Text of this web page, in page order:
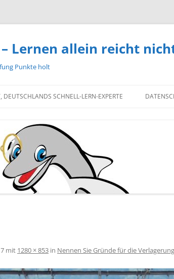
Lernen allein reicht
Punkte holt
DEUTSCHLANDS SCHNELL-LERN-EXPERTE
mit 1280 × 853 in Nennen Sie Gründe für die